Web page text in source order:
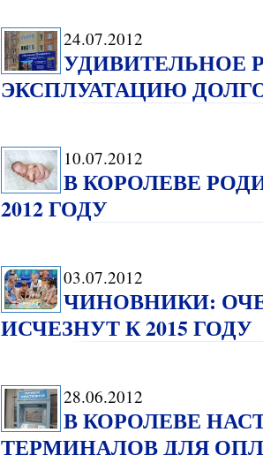
24.07.2012
УДИВИТЕЛЬНОЕ
ЭКСПЛУАТАЦИЮ
10.07.2012
В КОРОЛЕВЕ
2012 ГОДУ
03.07.2012
ЧИНОВНИКИ:
ИСЧЕЗНУТ К 2015 ГОДУ
28.06.2012
В КОРОЛЕВЕ
ТЕРМИНАЛОВ ДЛЯ